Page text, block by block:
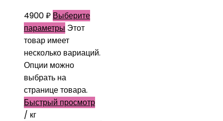
4900₽ Выберите
параметры Этот
товар имеет
несколько вариаций.
Опции можно
выбрать на
странице товара.
Быстрый просмотр
/ кг